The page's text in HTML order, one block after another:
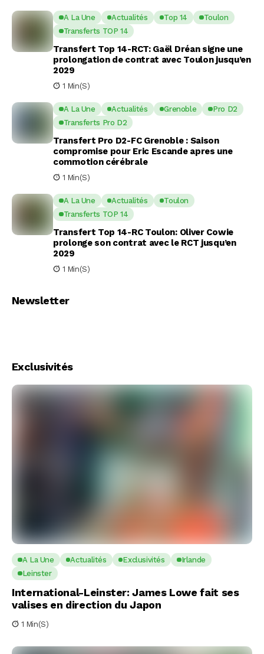
A La Une Actualités Top 14
Toulon
Transferts TOP 14
Transfert Top 14-RCT: Gaël Dréan signe une
prolongation de contrat avec Toulon jusqu’en
2029
1 Min(s)
A La Une Actualités Grenoble
Pro D2
Transferts Pro D2
Transfert Pro D2-FC Grenoble : Saison
compromise pour Eric Escande apres une
commotion cérébrale
1 Min(s)
A La Une Actualités
Toulon
Transferts TOP 14
Transfert Top 14-RC Toulon: Oliver Cowie
prolonge son contrat avec le RCT jusqu’en
2029
1 Min(s)
Newsletter
Exclusivités
A La Une Actualités Exclusivités
Irlande
Leinster
International-Leinster: James Lowe fait ses
valises en direction du Japon
1 Min(s)